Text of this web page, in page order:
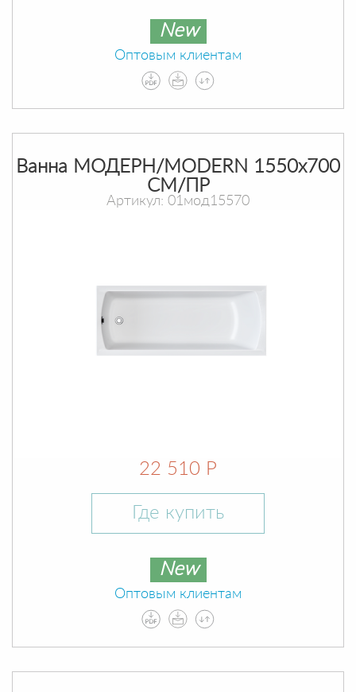
New
Оптовым клиентам
Ванна МОДЕРН/MODERN 1550х700
СМ/ПР
Артикул: 01мод15570
22 510 Р
Где купить
New
Оптовым клиентам